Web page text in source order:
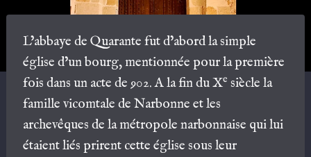
L’abbaye de Quarante fut d’abord la simple
église d’un bourg, mentionnée pour la première
fois dans un acte de 902. A la fin du Xe siècle la
famille vicomtale de Narbonne et les
archevêques de la métropole narbonnaise qui lui
étaient liés prirent cette église sous leur